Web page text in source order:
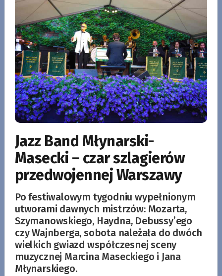
Jazz Band Młynarski-
Masecki – czar szlagierów
przedwojennej Warszawy
Po festiwalowym tygodniu wypełnionym
utworami dawnych mistrzów: Mozarta,
Szymanowskiego, Haydna, Debussy’ego
czy Wajnberga, sobota należała do dwóch
wielkich gwiazd współczesnej sceny
muzycznej Marcina Maseckiego i Jana
Młynarskiego.